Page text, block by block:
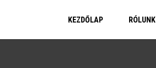
KEZDŐLAP RÓLUNK